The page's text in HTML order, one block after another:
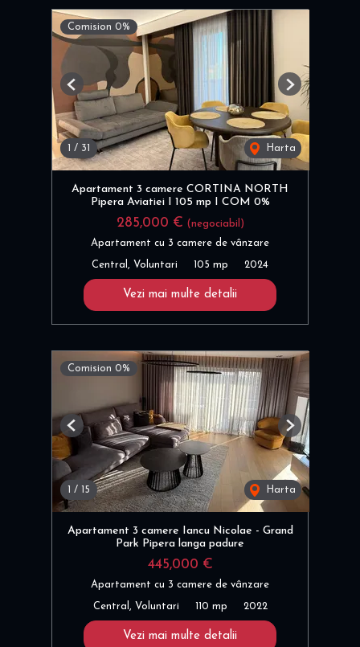
Comision 0%
1 / 31 Harta
Previous Next
Apartament 3 camere CORTINA NORTH
Pipera Aviatiei I 105 mp I COM 0%
285,000 € (negociabil)
Apartament cu 3 camere de vânzare
Central, Voluntari 105 mp 2024
Vezi mai multe detalii
Comision 0%
1 / 15 Harta
Previous Next
Apartament 3 camere Iancu Nicolae - Grand
Park Pipera langa padure
445,000 €
Apartament cu 3 camere de vânzare
Central, Voluntari 110 mp 2022
Vezi mai multe detalii